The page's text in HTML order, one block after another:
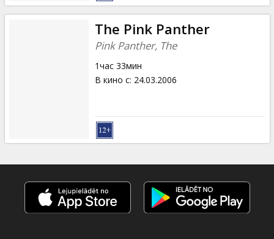
The Pink Panther
Pink Panther, The
1час 33мин
В кино с: 24.03.2006